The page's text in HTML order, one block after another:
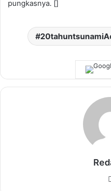
pungkasnya. []